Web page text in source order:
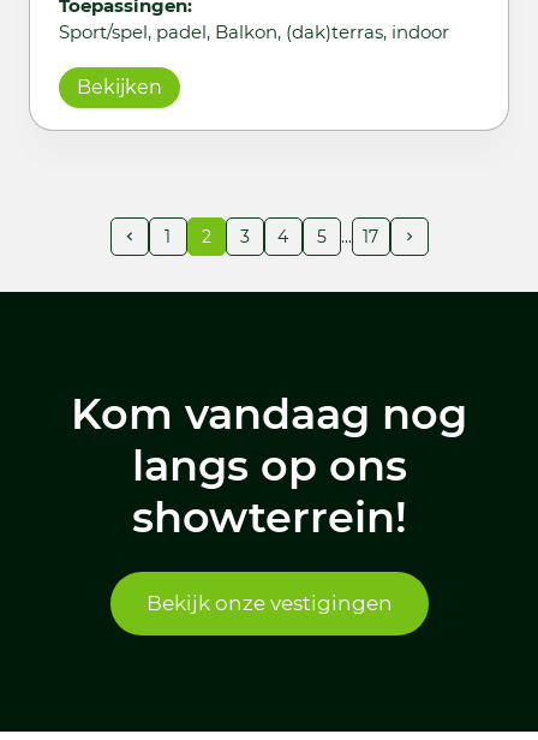
Toepassingen:
Sport/spel, padel, Balkon, (dak)terras, indoor
Bekijken
1 2 3 4 5 17
Kom vandaag nog
langs op ons
showterrein!
Bekijk onze vestigingen